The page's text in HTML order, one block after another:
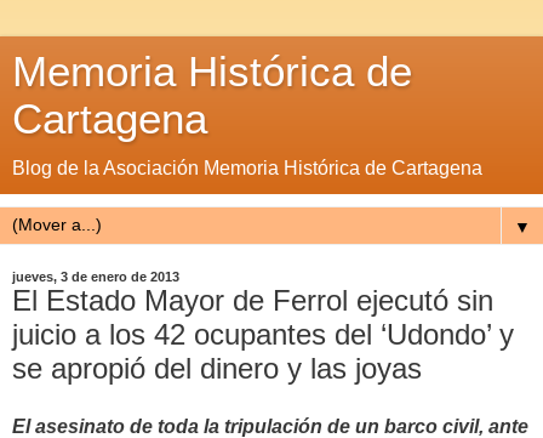
Memoria Histórica de
Cartagena
Blog de la Asociación Memoria Histórica de Cartagena
▼
jueves, 3 de enero de 2013
El Estado Mayor de Ferrol ejecutó sin
juicio a los 42 ocupantes del ‘Udondo’ y
se apropió del dinero y las joyas
El asesinato de toda la tripulación de un barco civil, ante